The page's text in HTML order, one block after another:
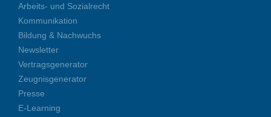
Arbeits- und Sozialrecht
Kommunikation
Bildung & Nachwuchs
Newsletter
Vertragsgenerator
Zeugnisgenerator
Presse
E-Learning